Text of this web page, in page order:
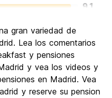
9.1
9.1
8.1
gran variedad de
Lea los comentarios
y pensiones
y vea los videos y
en Madrid. Vea
y reserve su pension